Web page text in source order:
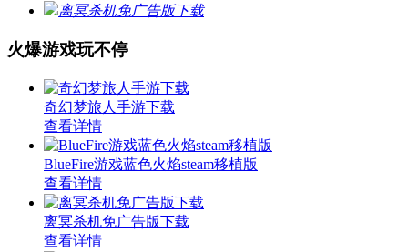
离冥杀机免广告版下载
火爆游戏玩不停
奇幻梦旅人手游下载
查看详情
BlueFire游戏蓝色火焰steam移植版
查看详情
离冥杀机免广告版下载
查看详情